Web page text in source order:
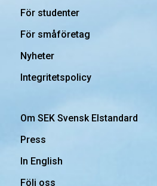
För studenter
För småföretag
Nyheter
Integritetspolicy
Om SEK Svensk Elstandard
Press
In English
Följ oss